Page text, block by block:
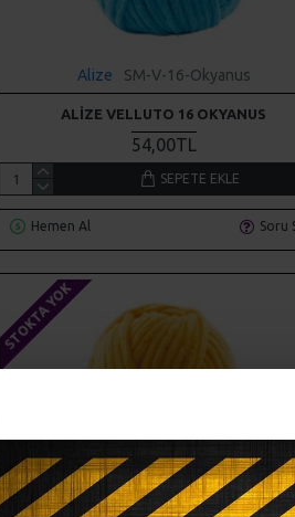
Alize SM-V-16-Okyanus
ALIZE VELLUTO 16 OKYANUS
54,00TL
SEPETE EKLE
Hemen Al Soru
STOKTA YOK